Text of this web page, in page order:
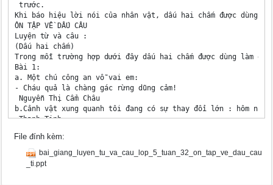
trước.
Khi báo hiệu lời nói của nhân vật, dấu hai chấm được dùng
ÔN TẬP VỀ DẤU CÂU
Luyện từ và câu :
(Dấu hai chấm)
Trong mỗi trường hợp dưới đây dấu hai chấm được dùng làm
Bài 1:
a. Một chú công an vỗ vai em:
- Cháu quả là chàng gác rừng dũng cảm!
Nguyễn Thị Cẩm Châu
b.Cảnh vật xung quanh tôi đang có sự thay đổi lớn : hôm
Thanh Tịnh
Tác dụng của dấu hai chấm
- Đặt ở cuối câu để dẫn lời nói trực tiếp của nhân vật.
- Báo hiệu bộ phận câu đứng sau nó là lời giải thích cho
File đính kèm:
bai_giang_luyen_tu_va_cau_lop_5_tuan_32_on_tap_ve_dau_cau
_ti.ppt